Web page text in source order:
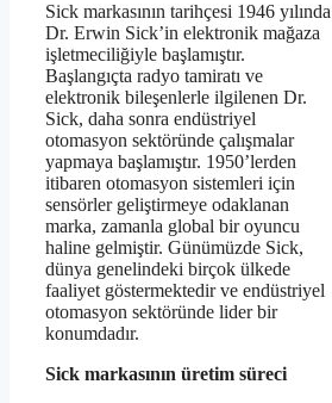
Sick markasının tarihçesi 1946 yılında
Dr. Erwin Sick’in elektronik mağaza
işletmeciliğiyle başlamıştır.
Başlangıçta radyo tamiratı ve
elektronik bileşenlerle ilgilenen Dr.
Sick, daha sonra endüstriyel
otomasyon sektöründe çalışmalar
yapmaya başlamıştır. 1950’lerden
itibaren otomasyon sistemleri için
sensörler geliştirmeye odaklanan
marka, zamanla global bir oyuncu
haline gelmiştir. Günümüzde Sick,
dünya genelindeki birçok ülkede
faaliyet göstermektedir ve endüstriyel
otomasyon sektöründe lider bir
konumdadır.
Sick markasının üretim süreci